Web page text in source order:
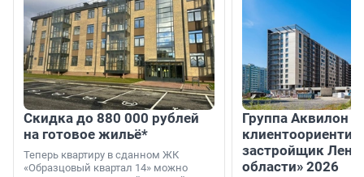
Скидка до 880 000 рублей
на готовое жильё*
Теперь квартиру в сданном ЖК
«Образцовый квартал 14» можно
Группа Аквилон
застройщик
области» 2026